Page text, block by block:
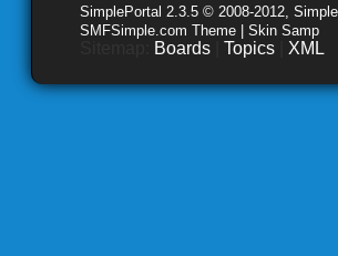
SimplePortal 2.3.5 © 2008-2012,
SMFSimple.com Theme | Skin Samp
Boards Topics XML